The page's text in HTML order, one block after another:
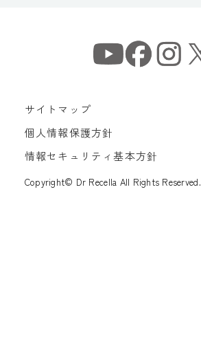
サイトマップ
個人情報保護方針
情報セキュリティ基本方針
Copyright© Dr Recella All Rights Reserved.